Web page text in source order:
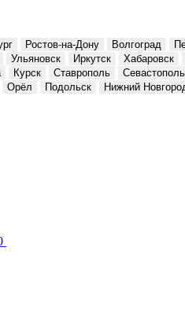
Ростов-на-Дону Волгоград
Ульяновск Иркутск Хабаровск
Курск Ставрополь Севастополь
Орёл Подольск Нижний